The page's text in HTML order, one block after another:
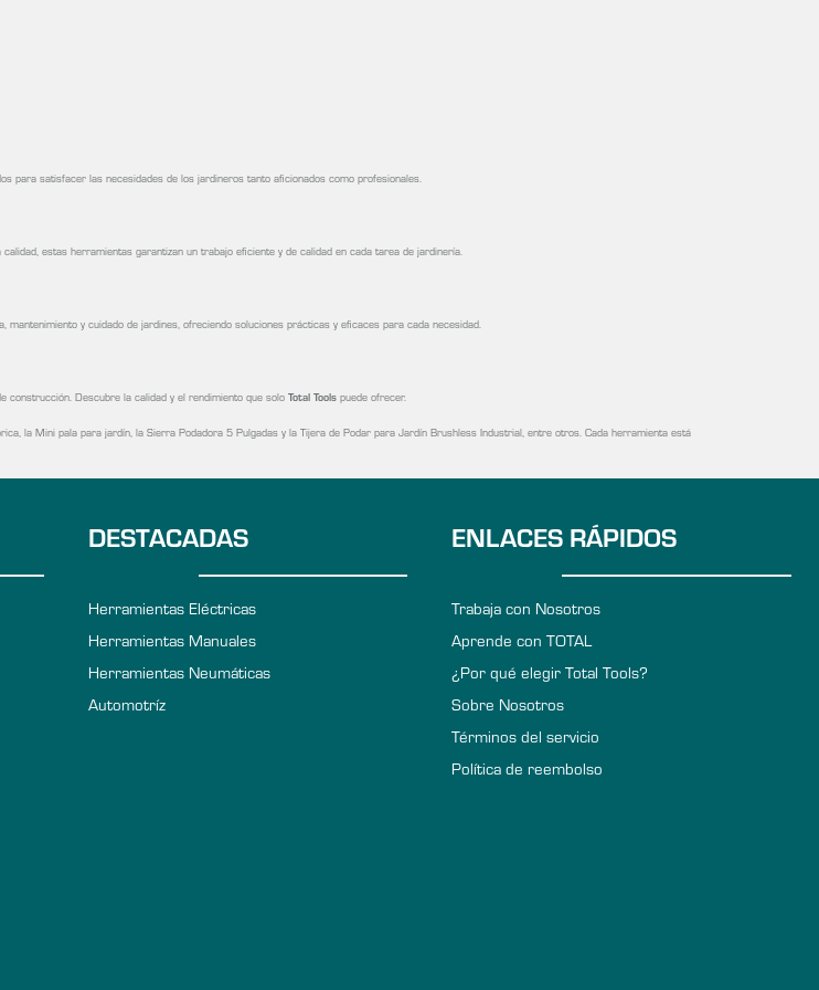
para satisfacer las necesidades de los jardineros tanto aficionados como profesionales.
estas herramientas garantizan un trabajo eficiente y de calidad en cada tarea de jardinería.
mantenimiento y cuidado de jardines, ofreciendo soluciones prácticas y eficaces para cada necesidad.
construcción. Descubre la calidad y el rendimiento que solo Total Toolspuede ofrecer.
la Mini pala para jardín, la Sierra Podadora 5 Pulgadas y la Tijera de Podar para Jardín Brushless Industrial, entre otros. Cada herramienta está
DESTACADAS
Herramientas Eléctricas
Herramientas Manuales
Herramientas Neumáticas
Automotríz
ENLACES RÁPIDOS
Trabaja con Nosotros
Aprende con TOTAL
¿Por qué elegir Total Tools?
Sobre Nosotros
Términos del servicio
Política de reembolso